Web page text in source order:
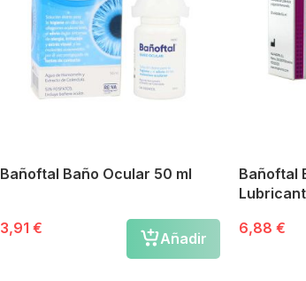
Bañoftal Baño Ocular 50 ml
3,91 €
Añadir
Bañoftal
6,88 €